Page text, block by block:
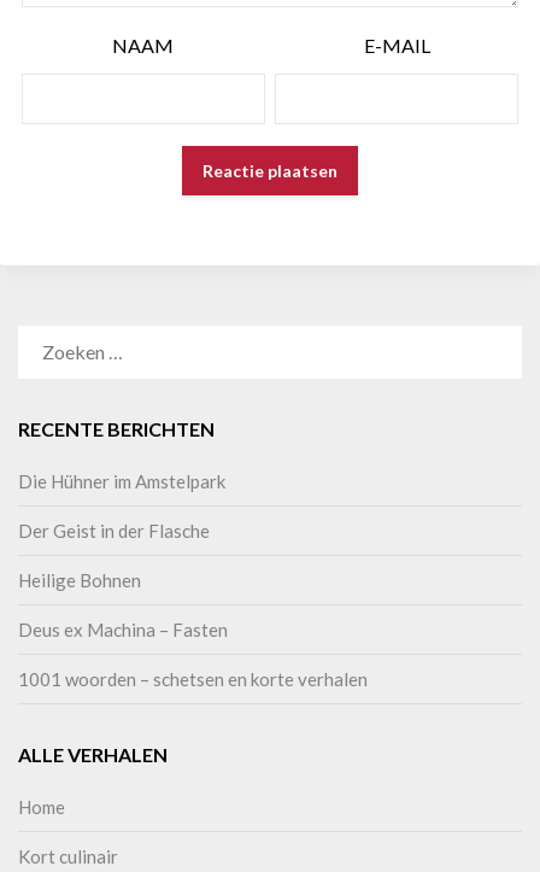
NAAM E-MAIL
RECENTE BERICHTEN
Die Hühner im Amstelpark
Der Geist in der Flasche
Heilige Bohnen
Deus ex Machina – Fasten
1001 woorden – schetsen en korte verhalen
ALLE VERHALEN
Home
Kort culinair